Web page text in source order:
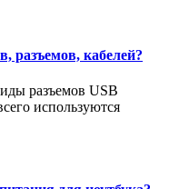
разъемов, кабелей?
разъемов USB
используются